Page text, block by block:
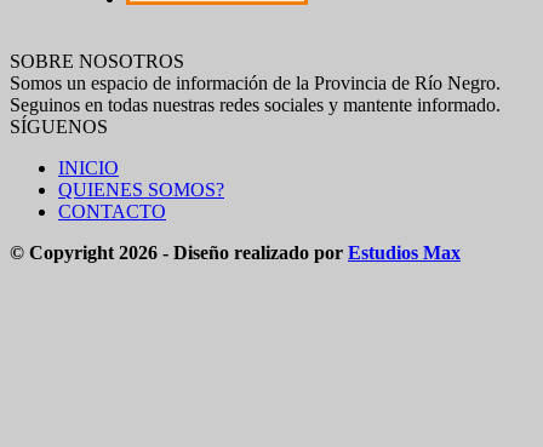
SOBRE NOSOTROS
Somos un espacio de información de la Provincia de Río Negro.
Seguinos en todas nuestras redes sociales y mantente informado.
SÍGUENOS
INICIO
QUIENES SOMOS?
CONTACTO
© Copyright 2026 - Diseño realizado por Estudios Max